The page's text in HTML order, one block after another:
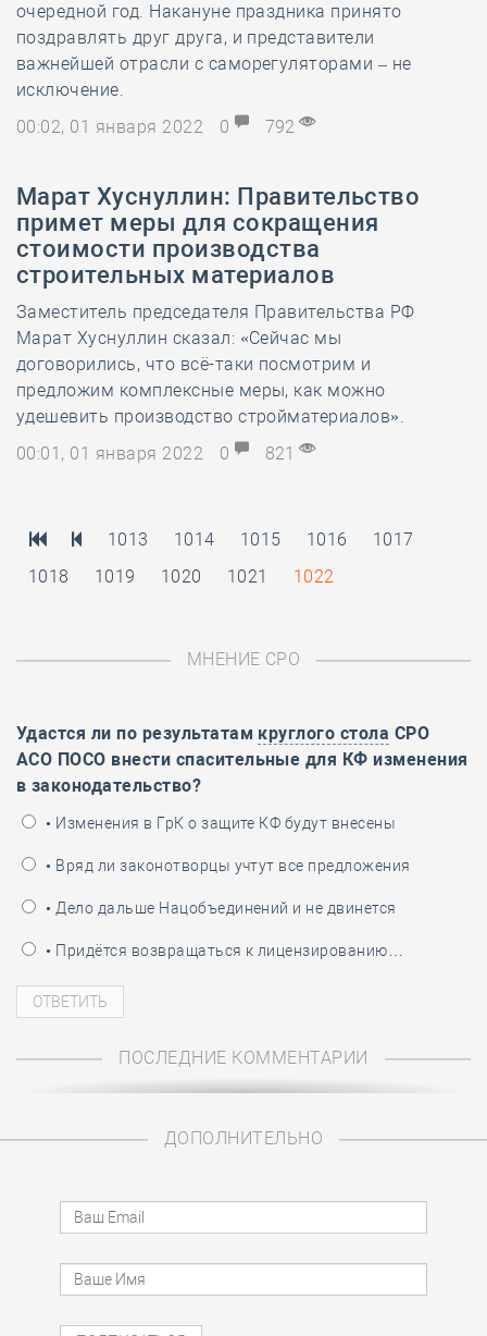
очередной год. Накануне праздника принято
поздравлять друг друга, и представители
важнейшей отрасли с саморегуляторами – не
исключение.
00:02, 01 января 2022
0 792
Марат Хуснуллин: Правительство
примет меры для сокращения
стоимости производства
строительных материалов
Заместитель председателя Правительства РФ
Марат Хуснуллин сказал: «Сейчас мы
договорились, что всё-таки посмотрим и
предложим комплексные меры, как можно
удешевить производство стройматериалов».
00:01, 01 января 2022
0 821
1013 1014 1015 1016
1017
1018
1019 1020 1021 1022
МНЕНИЕ СРО
Удастся ли по результатам круглого стола СРО
АСО ПОСО внести спасительные для КФ изменения
в законодательство?
• Изменения в ГрК о защите КФ будут внесены
• Вряд ли законотворцы учтут все предложения
• Дело дальше Нацобъединений и не двинется
• Придётся возвращаться к лицензированию…
ПОСЛЕДНИЕ КОММЕНТАРИИ
ДОПОЛНИТЕЛЬНО